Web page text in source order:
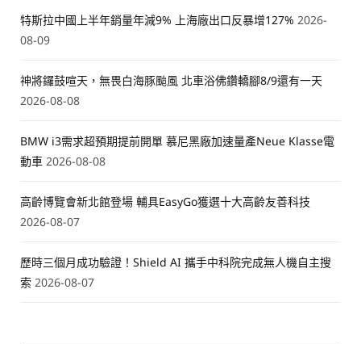
特斯拉中國上半年銷量年減9% 上海廠出口反暴增127% 2026-
08-09
神將鑼鼓喧天，無畏白海豚颱風 北車浴佛鑽轎腳8/9還有一天
2026-08-08
BMW i3需求超預期提前開單 慕尼黑廠加速量產Neue Klasse電
動車 2026-08-08
高齡博覽會新北館登場 輔具EasyGo獲選十大高齡友善科技
2026-08-07
歷時三個月成功驗證！Shield AI 攜手中科院完成無人機自主搜
索 2026-08-07